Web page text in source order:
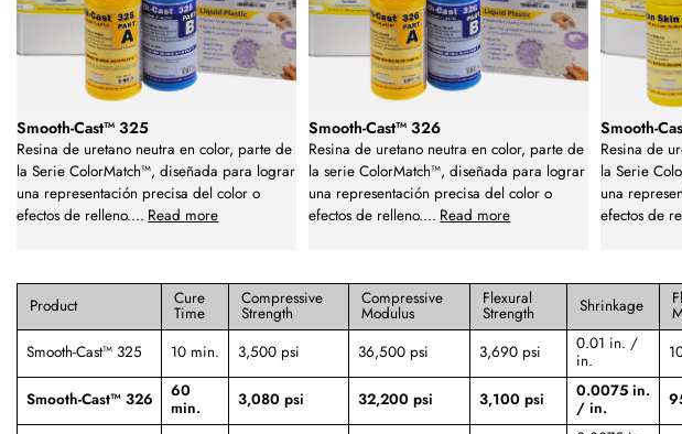
Smooth-Cast™ 325
Resina de uretano neutra en color, parte de
la Serie ColorMatch™, diseñada para lograr
una representación precisa del color o
efectos de relleno.... Read more
Smooth-Cast™ 326
Resina de uretano neutra en color, parte de
la serie ColorMatch™, diseñada para lograr
una representación precisa del color o
efectos de relleno.... Read more
Smooth-
Resina de
la Serie
una
efectos de
Product Cure
Time
Compressive
Strength
Compressive
Modulus
Flexural
Strength Shrinkage
Smooth-Cast™ 325
10 min. 3,500 psi 36,500 psi 3,690 psi
0.01 in. /
in.
Smooth-Cast™ 326
60
min.
3,080 psi 32,200 psi 3,100 psi
0.0075 in.
/ in.